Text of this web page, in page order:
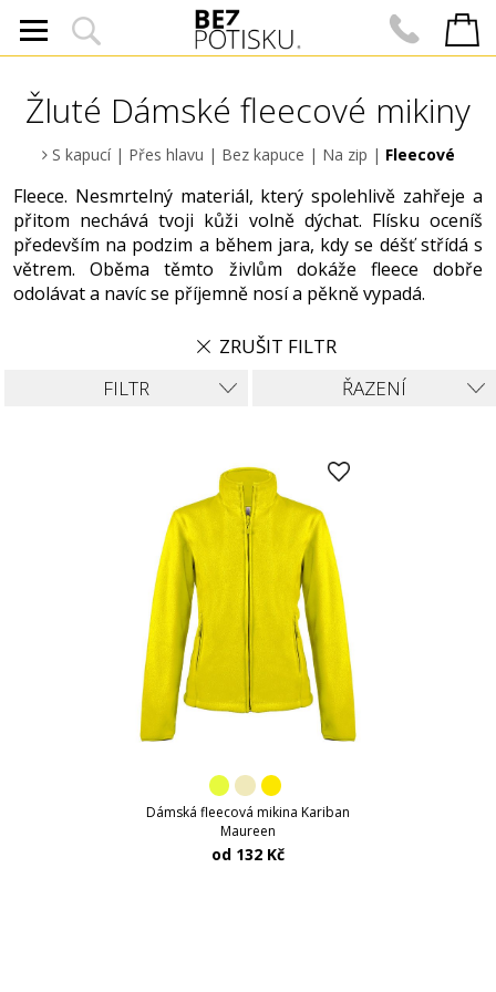
Žluté Dámské fleecové mikiny
S kapucí| Přes hlavu | Bez kapuce | Na zip | Fleecové
Fleece. Nesmrtelný materiál, který spolehlivě zahřeje a
přitom nechává tvoji kůži volně dýchat. Flísku oceníš
především na podzim a během jara, kdy se déšť střídá s
větrem. Oběma těmto živlům dokáže fleece dobře
odolávat a navíc se příjemně nosí a pěkně vypadá.
ZRUŠIT FILTR
ŘAZENÍ
FILTR
Dámská fleecová mikina Kariban
Maureen
od 132 Kč